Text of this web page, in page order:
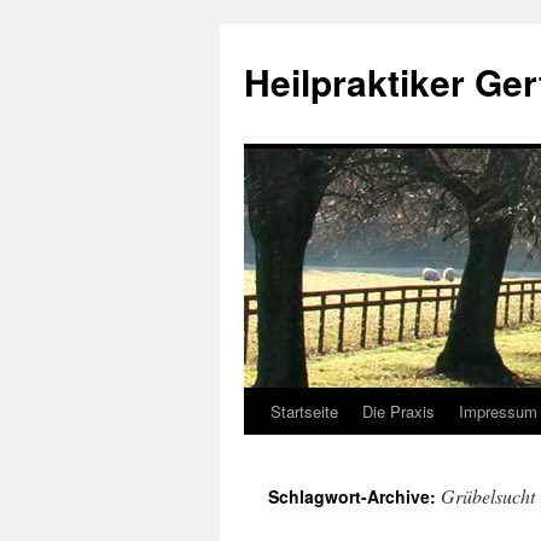
Heilpraktiker
Zum
springen
Startseite Die Praxis Impressum
Schlagwort-Archive: Grübelsucht